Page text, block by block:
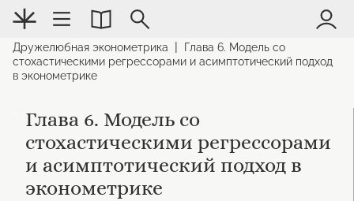
Дружелюбная эконометрика
Глава 6. Модель со
стохастическими регрессорами и асимптотический подход
в эконометрике
Глава 6. Модель со
стохастическими регрессорами
и асимптотический подход в
эконометрике